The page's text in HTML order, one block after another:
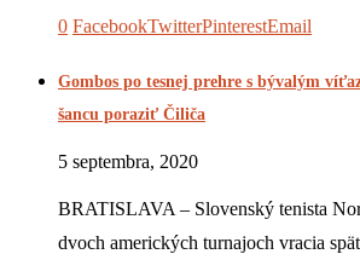
0 FacebookTwitterPinterestEmail
Gombos po tesnej prehre s bývalým
šancu poraziť Čiliča
5 septembra, 2020
BRATISLAVA – Slovenský tenista
dvoch amerických turnajoch vracia